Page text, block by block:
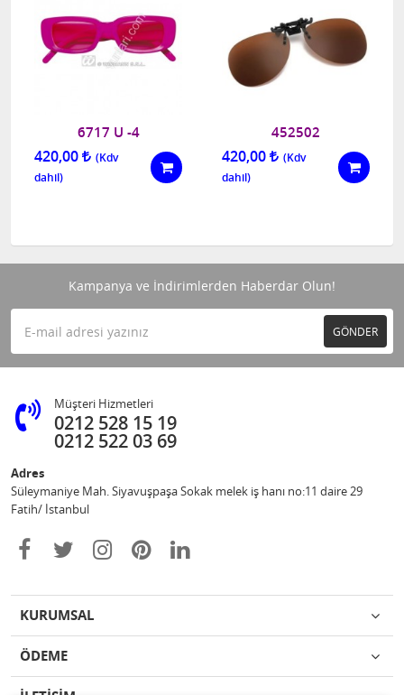
6717 U -4
420,00
452502
420,00
Kampanya ve İndirimlerden Haberdar Olun!
GÖNDER
Müşteri Hizmetleri
0212 528 15 19
0212 522 03 69
Adres
Süleymaniye Mah. Siyavuşpaşa Sokak melek iş hanı no:11 daire 29
Fatih/ İstanbul
KURUMSAL
ÖDEME